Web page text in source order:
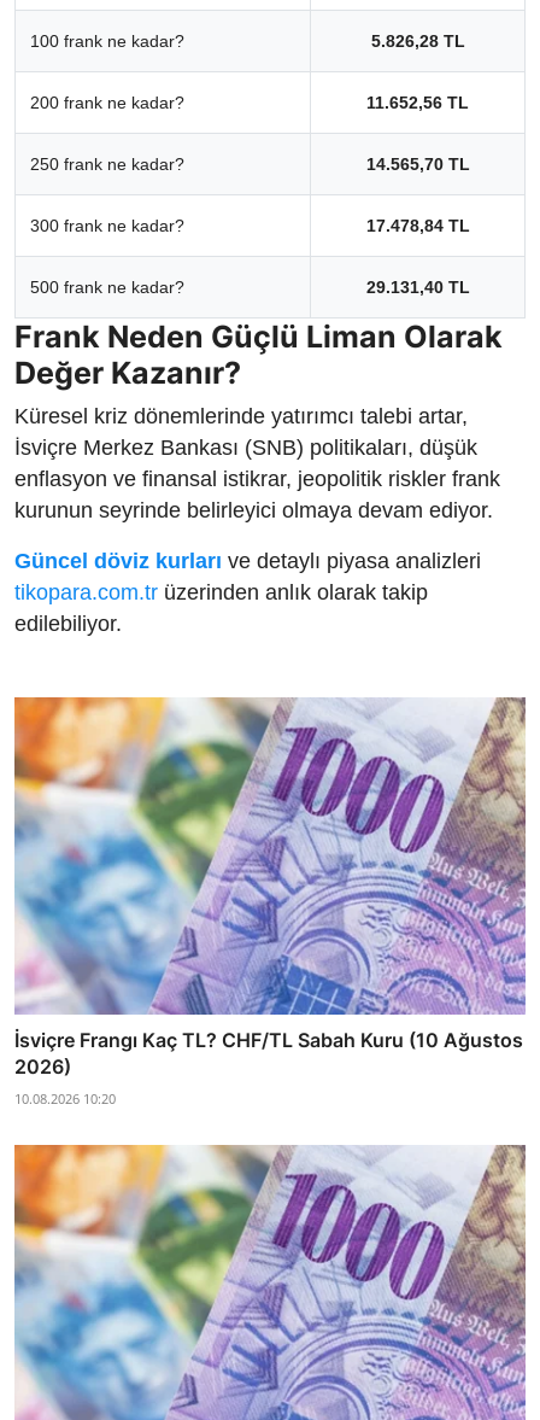
100 frank ne kadar? 5.826,28 TL
200 frank ne kadar? 11.652,56 TL
250 frank ne kadar? 14.565,70 TL
300 frank ne kadar? 17.478,84 TL
500 frank ne kadar? 29.131,40 TL
Frank Neden Güçlü Liman Olarak
Değer Kazanır?
Küresel kriz dönemlerinde yatırımcı talebi artar,
İsviçre Merkez Bankası (SNB) politikaları, düşük
enflasyon ve finansal istikrar, jeopolitik riskler frank
kurunun seyrinde belirleyici olmaya devam ediyor.
Güncel döviz kurları ve detaylı piyasa analizleri
tikopara.com.tr üzerinden anlık olarak takip
edilebiliyor.
İsviçre Frangı Kaç TL? CHF/TL Sabah Kuru (10 Ağustos
2026)
10.08.2026 10:20